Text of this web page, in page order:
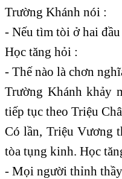
Trường Khánh nói :
- Nếu tìm tòi ở hai
Học tăng hỏi :
- Thế nào là chơn
Trường Khánh khảy
tiếp tục theo Triệu
Có lần, Triệu Vương
tòa tụng kinh. Học
- Mọi người thỉnh